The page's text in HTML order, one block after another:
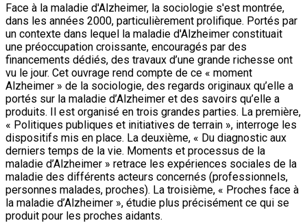
Face à la maladie d'Alzheimer, la sociologie s'est montrée,
dans les années 2000, particulièrement prolifique. Portés par
un contexte dans lequel la maladie d'Alzheimer constituait
une préoccupation croissante, encouragés par des
financements dédiés, des travaux d’une grande richesse ont
vu le jour. Cet ouvrage rend compte de ce « moment
Alzheimer » de la sociologie, des regards originaux qu’elle a
portés sur la maladie d’Alzheimer et des savoirs qu’elle a
produits. Il est organisé en trois grandes parties. La première,
« Politiques publiques et initiatives de terrain », interroge les
dispositifs mis en place. La deuxième, « Du diagnostic aux
derniers temps de la vie. Moments et processus de la
maladie d’Alzheimer » retrace les expériences sociales de la
maladie des différents acteurs concernés (professionnels,
personnes malades, proches). La troisième, « Proches face à
la maladie d’Alzheimer », étudie plus précisément ce qui se
produit pour les proches aidants.